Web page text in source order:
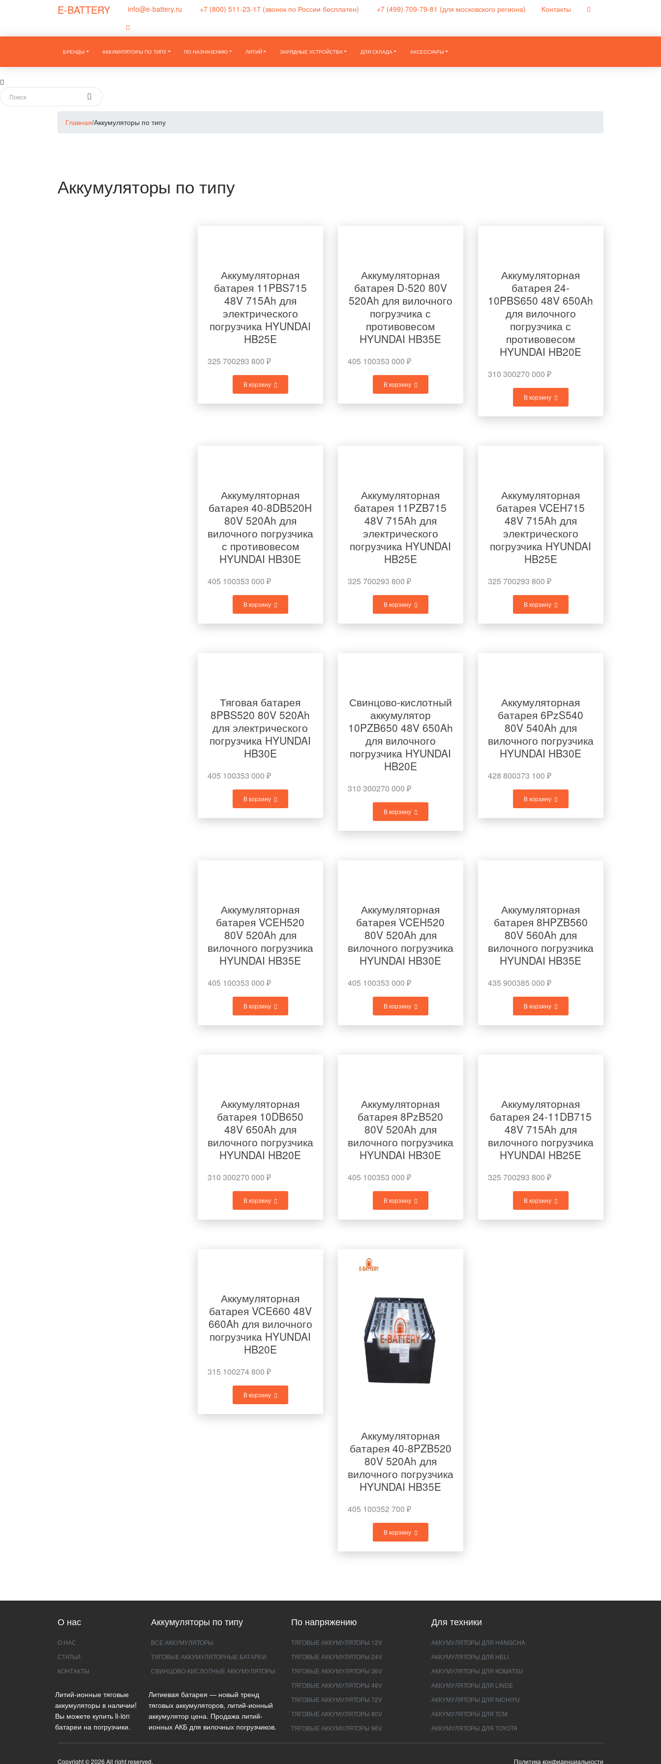
E-BATTERY info@e-battery.ru +7 (800) 511-23-17 (звонок по России бесплатен) +7 (499) 709-79-81 (для московского региона) Контакты
БРЕНДЫ АККУМУЛЯТОРЫ ПО ТИПУ ПО НАЗНАЧЕНИЮ ЛИТИЙ ЗАРЯДНЫЕ УСТРОЙСТВА ДЛЯ СКЛАДА АКСЕССУАРЫ
Главная/Аккумуляторы по типу
Аккумуляторы по типу
Аккумуляторная
батарея 11PBS715
48V 715Ah для
электрического
погрузчика HYUNDAI
HB25E
325 700293 800 ₽
В корзину
Аккумуляторная
батарея D-520 80V
520Ah для вилочного
погрузчика с
противовесом
HYUNDAI HB35E
405 100353 000 ₽
В корзину
Аккумуляторная
батарея 24-
10PBS650 48V 650Ah
для вилочного
погрузчика с
противовесом
HYUNDAI HB20E
310 300270 000 ₽
В корзину
Аккумуляторная
батарея 40-8DB520H
80V 520Ah для
вилочного погрузчика
с противовесом
HYUNDAI HB30E
405 100353 000 ₽
В корзину
Аккумуляторная
батарея 11PZB715
48V 715Ah для
электрического
погрузчика HYUNDAI
HB25E
325 700293 800 ₽
В корзину
Аккумуляторная
батарея VCEH715
48V 715Ah для
электрического
погрузчика HYUNDAI
HB25E
325 700293 800 ₽
В корзину
Тяговая батарея
8PBS520 80V 520Ah
для электрического
погрузчика HYUNDAI
HB30E
405 100353 000 ₽
В корзину
Свинцово-кислотный
аккумулятор
10PZB650 48V 650Ah
для вилочного
погрузчика HYUNDAI
HB20E
310 300270 000 ₽
В корзину
Аккумуляторная
батарея 6PzS540
80V 540Ah для
вилочного погрузчика
HYUNDAI HB30E
428 800373 100 ₽
В корзину
Аккумуляторная
батарея VCEH520
80V 520Ah для
вилочного погрузчика
HYUNDAI HB35E
405 100353 000 ₽
В корзину
Аккумуляторная
батарея VCEH520
80V 520Ah для
вилочного погрузчика
HYUNDAI HB30E
405 100353 000 ₽
В корзину
Аккумуляторная
батарея 8HPZB560
80V 560Ah для
вилочного погрузчика
HYUNDAI HB35E
435 900385 000 ₽
В корзину
Аккумуляторная
батарея 10DB650
48V 650Ah для
вилочного погрузчика
HYUNDAI HB20E
310 300270 000 ₽
В корзину
Аккумуляторная
батарея 8PzB520
80V 520Ah для
вилочного погрузчика
HYUNDAI HB30E
405 100353 000 ₽
В корзину
Аккумуляторная
батарея 24-11DB715
48V 715Ah для
вилочного погрузчика
HYUNDAI HB25E
325 700293 800 ₽
В корзину
Аккумуляторная
батарея VCE660 48V
660Ah для вилочного
погрузчика HYUNDAI
HB20E
315 100274 800 ₽
В корзину
Аккумуляторная
батарея 40-8PZB520
80V 520Ah для
вилочного погрузчика
HYUNDAI HB35E
405 100352 700 ₽
В корзину
О нас
О НАС
СТАТЬИ
КОНТАКТЫ
Литий-ионные тяговые
аккумуляторы в наличии!
Вы можете купить li-ion
батареи на погрузчики.
Аккумуляторы по типу
ВСЕ АККУМУЛЯТОРЫ
ТЯГОВЫЕ АККУМУЛЯТОРНЫЕ БАТАРЕИ
СВИНЦОВО-КИСЛОТНЫЕ АККУМУЛЯТОРЫ
Литиевая батарея — новый тренд
тяговых аккумуляторов, литий-ионный
аккумулятор цена. Продажа литий-
ионных АКБ для вилочных погрузчиков.
По напряжению
ТЯГОВЫЕ АККУМУЛЯТОРЫ 12V
ТЯГОВЫЕ АККУМУЛЯТОРЫ 24V
ТЯГОВЫЕ АККУМУЛЯТОРЫ 36V
ТЯГОВЫЕ АККУМУЛЯТОРЫ 48V
ТЯГОВЫЕ АККУМУЛЯТОРЫ 72V
ТЯГОВЫЕ АККУМУЛЯТОРЫ 80V
ТЯГОВЫЕ АККУМУЛЯТОРЫ 96V
Для техники
АККУМУЛЯТОРЫ ДЛЯ HANGCHA
АККУМУЛЯТОРЫ ДЛЯ HELI
АККУМУЛЯТОРЫ ДЛЯ KOMATSU
АККУМУЛЯТОРЫ ДЛЯ LINDE
АККУМУЛЯТОРЫ ДЛЯ NICHIYU
АККУМУЛЯТОРЫ ДЛЯ TCM
АККУМУЛЯТОРЫ ДЛЯ TOYOTA
Copyright © 2026 All right reserved. Политика конфиденциальности